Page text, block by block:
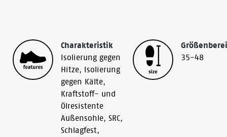
Charakteristik
Isolierung gegen
Hitze, Isolierung
gegen Kälte,
Kraftstoff- und
Ölresistente
Außensohle, SRC,
Schlagfest,
35-48